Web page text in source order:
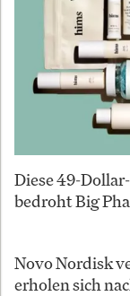
Diese 49-
bedroht Big
Novo Nordisk
erholen sich